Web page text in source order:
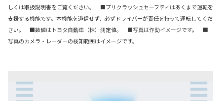
しくは取扱説明書をご覧ください。 ■プリクラッシュセーフティはあくまで運転を
支援する機能です。本機能を過信せず、必ずドライバーが責任を持って運転してくだ
さい。 ■数値はトヨタ自動車（株）測定値。 ■写真は作動イメージです。 ■
写真のカメラ・レーダーの検知範囲はイメージです。